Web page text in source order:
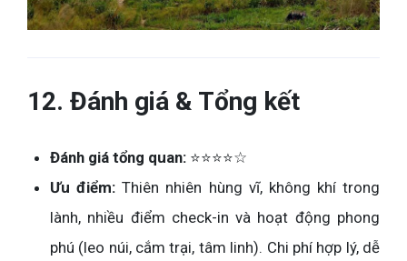
12. Đánh giá & Tổng kết
Đánh giá tổng quan: ⭐⭐⭐⭐☆
Ưu điểm: Thiên nhiên hùng vĩ, không khí trong
lành, nhiều điểm check-in và hoạt động phong
phú (leo núi, cắm trại, tâm linh). Chi phí hợp lý, dễ